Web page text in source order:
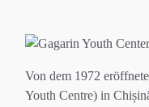
Von dem 1972
Youth Centre) in